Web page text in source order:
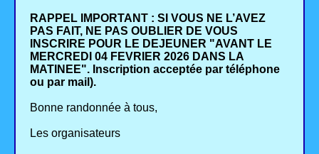
RAPPEL IMPORTANT : SI VOUS NE L’AVEZ
PAS FAIT, NE PAS OUBLIER DE VOUS
INSCRIRE POUR LE DEJEUNER "AVANT LE
MERCREDI 04 FEVRIER 2026 DANS LA
MATINEE". Inscription acceptée par téléphone
ou par mail).
Bonne randonnée à tous,
Les organisateurs